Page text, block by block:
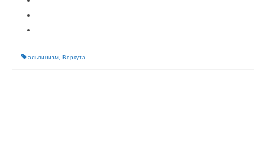
альпинизм Воркута